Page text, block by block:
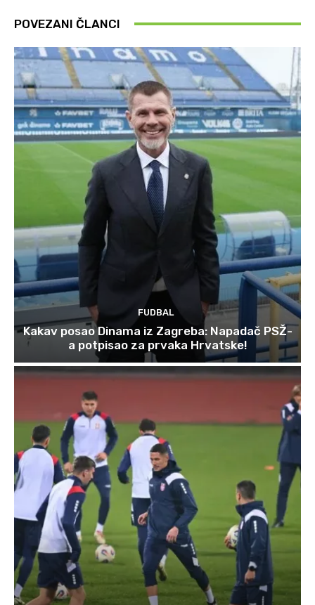
POVEZANI ČLANCI
FUDBAL
Kakav posao Dinama iz Zagreba: Napadač PSŽ-
a potpisao za prvaka Hrvatske!